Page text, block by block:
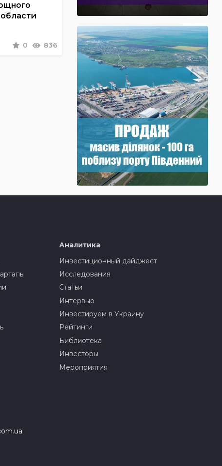
0 836
Аналитика
Инвестиционный дайджест
Исследования
Статьи
Интервью
Инвестируем в Украину
Рейтинги
Библиотека
Инвесторы
Мероприятия